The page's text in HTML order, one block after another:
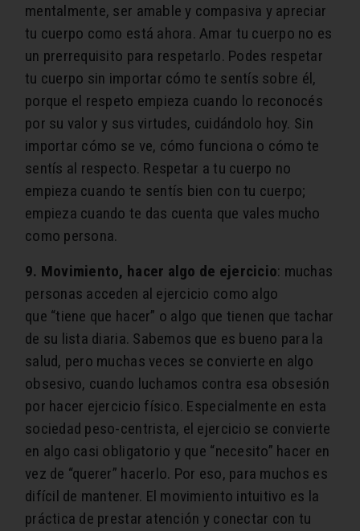
mentalmente, ser amable y compasiva y apreciar
tu cuerpo como está ahora. Amar tu cuerpo no es
un prerrequisito para respetarlo. Podes respetar
tu cuerpo sin importar cómo te sentís sobre él,
porque el respeto empieza cuando lo reconocés
por su valor y sus virtudes, cuidándolo hoy. Sin
importar cómo se ve, cómo funciona o cómo te
sentís al respecto. Respetar a tu cuerpo no
empieza cuando te sentís bien con tu cuerpo;
empieza cuando te das cuenta que vales mucho
como persona.
9. Movimiento, hacer algo de ejercicio: muchas
personas acceden al ejercicio como algo
que “tiene que hacer” o algo que tienen que tachar
de su lista diaria. Sabemos que es bueno para la
salud, pero muchas veces se convierte en algo
obsesivo, cuando luchamos contra esa obsesión
por hacer ejercicio físico. Especialmente en esta
sociedad peso-centrista, el ejercicio se convierte
en algo casi obligatorio y que “necesito” hacer en
vez de “querer” hacerlo. Por eso, para muchos es
difícil de mantener. El movimiento intuitivo es la
práctica de prestar atención y conectar con tu